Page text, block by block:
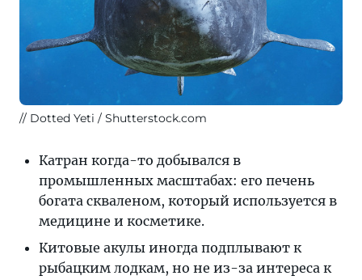
Dotted Yeti / Shutterstock.com
Катран когда-то добывался в
промышленных масштабах: его печень
богата скваленом, который используется в
медицине и косметике.
Китовые акулы иногда подплывают к
рыбацким лодкам, но не из-за интереса к